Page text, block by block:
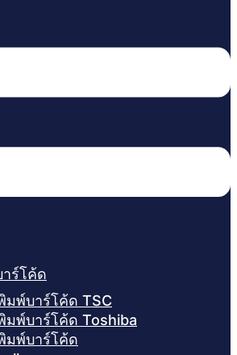
ร์โค้ด
มพ์บาร์โค้ด TSC
มพ์บาร์โค้ด Toshiba
มพ์บาร์โค้ด